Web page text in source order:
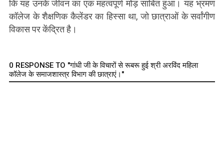
कि यह उनके जीवन का एक महत्वपूर्ण मोड़ साबित हुआ। यह भ्रमण
कॉलेज के शैक्षणिक कैलेंडर का हिस्सा था, जो छात्राओं के सर्वांगीण
विकास पर केंद्रित है।
0 RESPONSE TO "गांधी जी के विचारों से रूबरू हुई श्री अरविंद महिला
कॉलेज के समाजशास्त्र विभाग की छात्राएं।"